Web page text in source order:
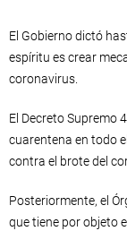
El Gobierno dictó
espíritu es crear
coronavirus.
El Decreto Supremo
cuarentena en todo
contra el brote del
Posteriormente, el
que tiene por objeto